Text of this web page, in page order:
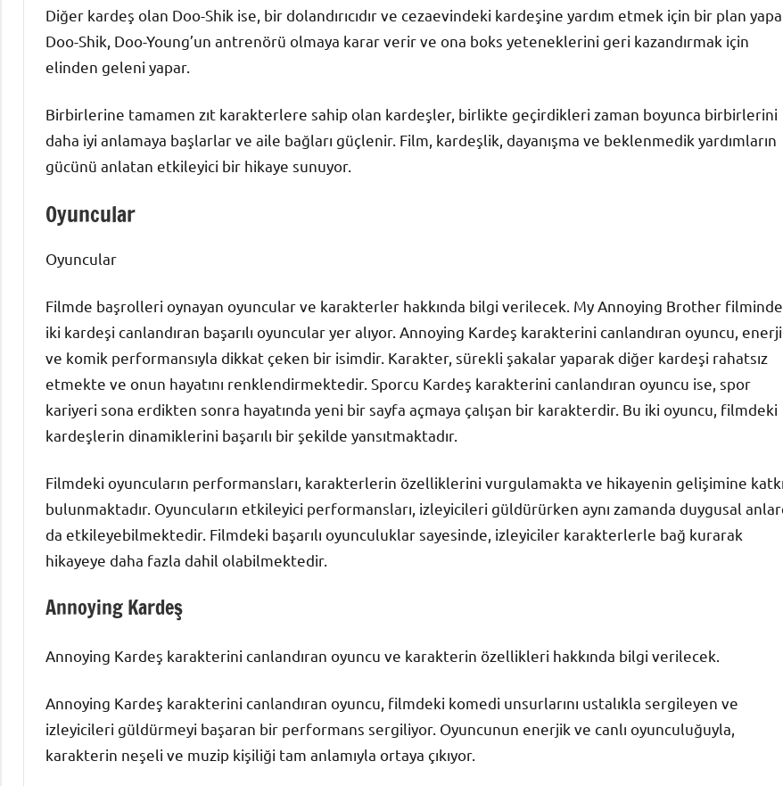
Diğer kardeş olan Doo-Shik ise, bir dolandırıcıdır ve cezaevindeki kardeşine yardım etmek için bir plan
Doo-Shik, Doo-Young’un antrenörü olmaya karar verir ve ona boks yeteneklerini geri kazandırmak için
elinden geleni yapar.
Birbirlerine tamamen zıt karakterlere sahip olan kardeşler, birlikte geçirdikleri zaman boyunca birbirlerini
daha iyi anlamaya başlarlar ve aile bağları güçlenir. Film, kardeşlik, dayanışma ve beklenmedik yardımların
gücünü anlatan etkileyici bir hikaye sunuyor.
Oyuncular
Oyuncular
Filmde başrolleri oynayan oyuncular ve karakterler hakkında bilgi verilecek. My Annoying Brother filminde,
iki kardeşi canlandıran başarılı oyuncular yer alıyor. Annoying Kardeş karakterini canlandıran oyuncu,
ve komik performansıyla dikkat çeken bir isimdir. Karakter, sürekli şakalar yaparak diğer kardeşi rahatsız
etmekte ve onun hayatını renklendirmektedir. Sporcu Kardeş karakterini canlandıran oyuncu ise, spor
kariyeri sona erdikten sonra hayatında yeni bir sayfa açmaya çalışan bir karakterdir. Bu iki oyuncu, filmdeki
kardeşlerin dinamiklerini başarılı bir şekilde yansıtmaktadır.
Filmdeki oyuncuların performansları, karakterlerin özelliklerini vurgulamakta ve hikayenin gelişimine
bulunmaktadır. Oyuncuların etkileyici performansları, izleyicileri güldürürken aynı zamanda duygusal
da etkileyebilmektedir. Filmdeki başarılı oyunculuklar sayesinde, izleyiciler karakterlerle bağ kurarak
hikayeye daha fazla dahil olabilmektedir.
Annoying Kardeş
Annoying Kardeş karakterini canlandıran oyuncu ve karakterin özellikleri hakkında bilgi verilecek.
Annoying Kardeş karakterini canlandıran oyuncu, filmdeki komedi unsurlarını ustalıkla sergileyen ve
izleyicileri güldürmeyi başaran bir performans sergiliyor. Oyuncunun enerjik ve canlı oyunculuğuyla,
karakterin neşeli ve muzip kişiliği tam anlamıyla ortaya çıkıyor.